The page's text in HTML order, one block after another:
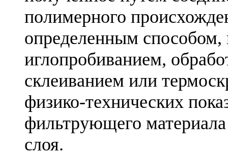
полимерного
определенным способом,
иглопробиванием,
склеиванием или
физико-технических
фильтрующего
слоя.